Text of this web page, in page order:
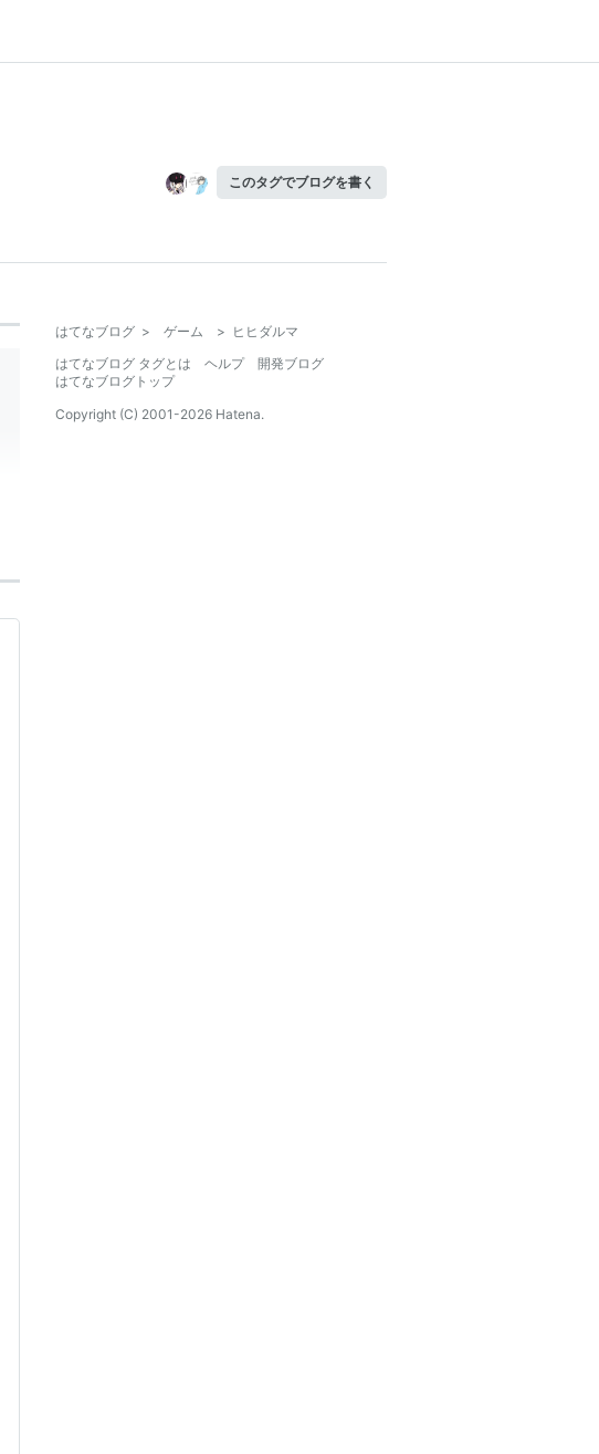
このタグでブログを書く
はてなブログ > ゲーム > ヒヒダルマ
はてなブログ タグとは
ヘルプ
開発ブログ
はてなブログトップ
Copyright (C) 2001-2026 Hatena.